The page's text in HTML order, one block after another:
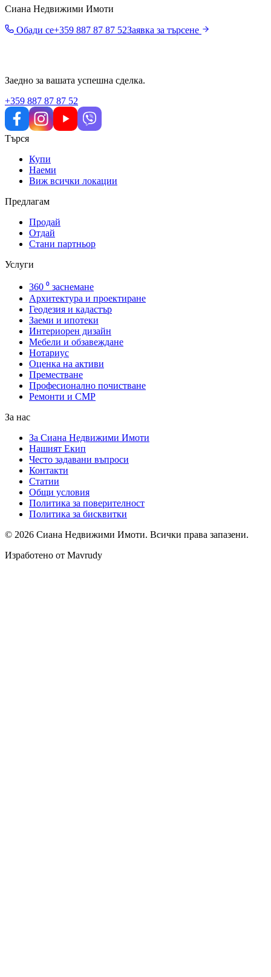
Сиана Недвижими Имоти
Обади се+359 887 87 87 52Заявка за търсене
Заедно за вашата успешна сделка.
+359 887 87 87 52
Търся
Купи
Наеми
Виж всички локации
Предлагам
Продай
Отдай
Стани партньор
Услуги
360 ⁰ заснемане
Архитектура и проектиране
Геодезия и кадастър
Заеми и ипотеки
Интериорен дизайн
Мебели и обзавеждане
Нотариус
Оценка на активи
Преместване
Професионално почистване
Ремонти и СМР
За нас
За Сиана Недвижими Имоти
Нашият Екип
Често задавани въпроси
Контакти
Статии
Общи условия
Политика за поверителност
Политика за бисквитки
© 2026 Сиана Недвижими Имоти. Всички права запазени.
Изработено от Mavrudy